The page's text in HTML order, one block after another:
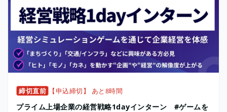
締切直前 【申込締切】 あと8時間
プライム上場企業の経営戦略1dayインターン #ゲームを